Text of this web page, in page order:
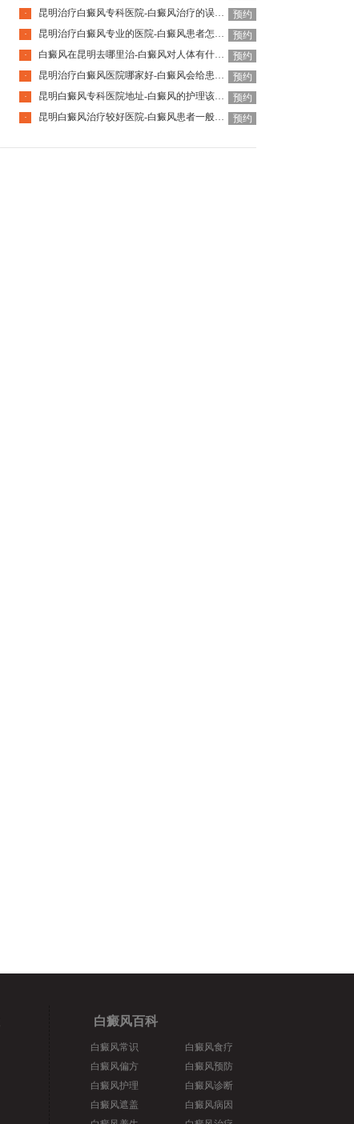
·
昆明治疗白癜风专科医院-白癜风治疗的误区有哪些
预约
·
昆明治疗白癜风专业的医院-白癜风患者怎么做可以释放压力呢
预约
·
白癜风在昆明去哪里治-白癜风对人体有什么伤害呢
预约
·
昆明治疗白癜风医院哪家好-白癜风会给患者带来什么危害呢
预约
·
昆明白癜风专科医院地址-白癜风的护理该怎么做好呢
预约
·
昆明白癜风治疗较好医院-白癜风患者一般会有哪些心理问题呢 预约
白癜风百科
白癜风常识
白癜风偏方
白癜风护理
白癜风遮盖
白癜风食疗
白癜风预防
白癜风诊断
白癜风病因